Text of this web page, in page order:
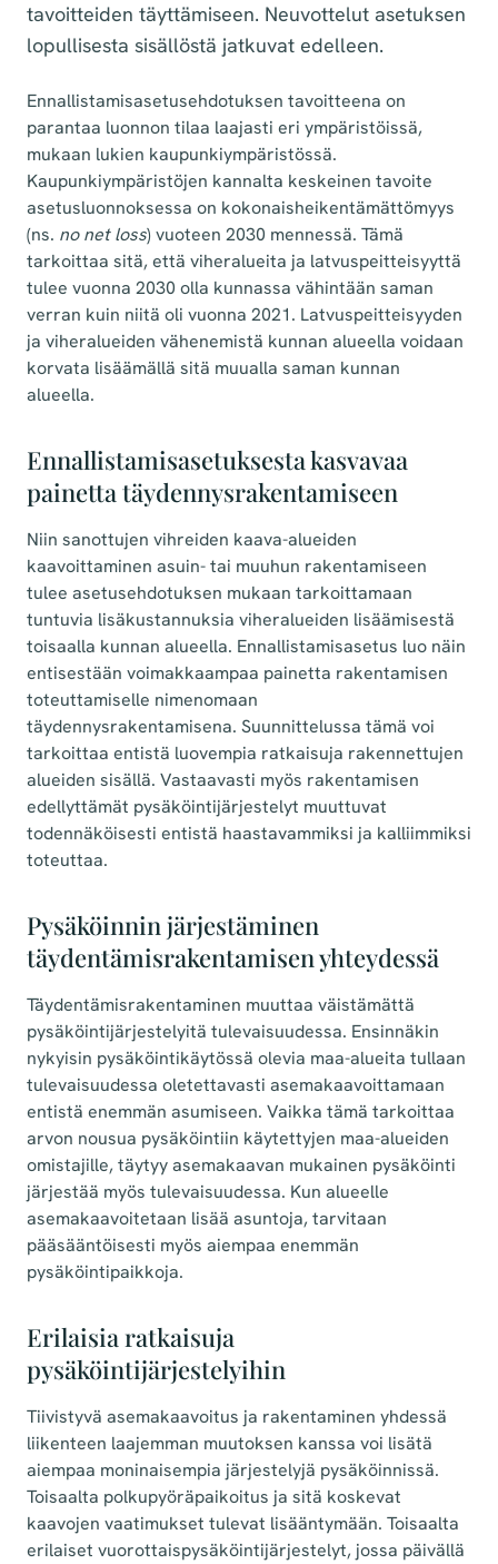
tavoitteiden täyttämiseen. Neuvottelut asetuksen
lopullisesta sisällöstä jatkuvat edelleen.
Ennallistamisasetusehdotuksen tavoitteena on
parantaa luonnon tilaa laajasti eri ympäristöissä,
mukaan lukien kaupunkiympäristössä.
Kaupunkiympäristöjen kannalta keskeinen tavoite
asetusluonnoksessa on kokonaisheikentämättömyys
(ns. no net loss) vuoteen 2030 mennessä. Tämä
tarkoittaa sitä, että viheralueita ja latvuspeitteisyyttä
tulee vuonna 2030 olla kunnassa vähintään saman
verran kuin niitä oli vuonna 2021. Latvuspeitteisyyden
ja viheralueiden vähenemistä kunnan alueella voidaan
korvata lisäämällä sitä muualla saman kunnan
alueella.
Ennallistamisasetuksesta kasvavaa
painetta täydennysrakentamiseen
Niin sanottujen vihreiden kaava-alueiden
kaavoittaminen asuin- tai muuhun rakentamiseen
tulee asetusehdotuksen mukaan tarkoittamaan
tuntuvia lisäkustannuksia viheralueiden lisäämisestä
toisaalla kunnan alueella. Ennallistamisasetus luo näin
entisestään voimakkaampaa painetta rakentamisen
toteuttamiselle nimenomaan
täydennysrakentamisena. Suunnittelussa tämä voi
tarkoittaa entistä luovempia ratkaisuja rakennettujen
alueiden sisällä. Vastaavasti myös rakentamisen
edellyttämät pysäköintijärjestelyt muuttuvat
todennäköisesti entistä haastavammiksi ja kalliimmiksi
toteuttaa.
Pysäköinnin järjestäminen
täydentämisrakentamisen yhteydessä
Täydentämisrakentaminen muuttaa väistämättä
pysäköintijärjestelyitä tulevaisuudessa. Ensinnäkin
nykyisin pysäköintikäytössä olevia maa-alueita tullaan
tulevaisuudessa oletettavasti asemakaavoittamaan
entistä enemmän asumiseen. Vaikka tämä tarkoittaa
arvon nousua pysäköintiin käytettyjen maa-alueiden
omistajille, täytyy asemakaavan mukainen pysäköinti
järjestää myös tulevaisuudessa. Kun alueelle
asemakaavoitetaan lisää asuntoja, tarvitaan
pääsääntöisesti myös aiempaa enemmän
pysäköintipaikkoja.
Erilaisia ratkaisuja
pysäköintijärjestelyihin
Tiivistyvä asemakaavoitus ja rakentaminen yhdessä
liikenteen laajemman muutoksen kanssa voi lisätä
aiempaa moninaisempia järjestelyjä pysäköinnissä.
Toisaalta polkupyöräpaikoitus ja sitä koskevat
kaavojen vaatimukset tulevat lisääntymään. Toisaalta
erilaiset vuorottaispysäköintijärjestelyt, jossa päivällä